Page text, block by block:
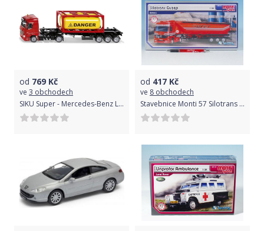
od 769 Kč
ve 3 obchodech
SIKU Super - Mercedes-Benz LKW s cisternou
od 417 Kč
ve 8 obchodech
Stavebnice Monti 57 Silotrans Guzep Actros L-MB 1:48 v krabici 32x20,5x7,5cm